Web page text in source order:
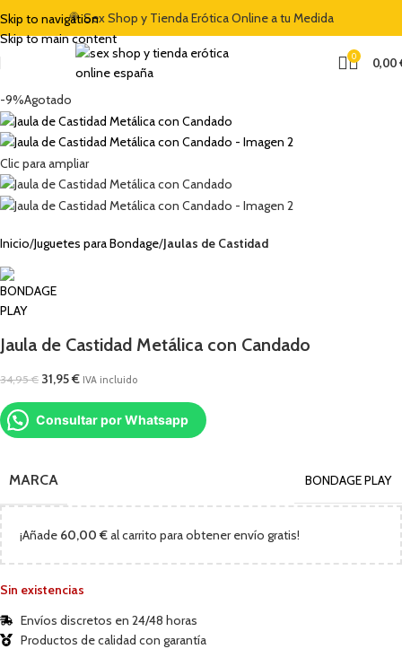
Skip to navigation
Skip to main content
🍭 Sex Shop y Tienda Erótica Online a tu Medida
0 0,00
-9%Agotado
Clic para ampliar
Inicio Juguetes para Bondage Jaulas de Castidad
Jaula de Castidad Metálica con Candado
34,95€ 31,95€ IVA incluido
Consultar por Whatsapp
MARCA BONDAGE PLAY
¡Añade 60,00 €al carrito para obtener envío gratis!
Sin existencias
Envíos discretos en 24/48 horas
Productos de calidad con garantía
5% CON EL CÓDIGO "DULCES5"🏷️ CUPÓN DE DESCUENTO DE